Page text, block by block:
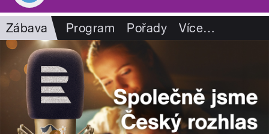
Zábava Program Pořady Více…